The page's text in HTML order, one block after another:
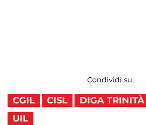
Condividi su:
CGIL CISL DIGA TRINITÀ
UIL